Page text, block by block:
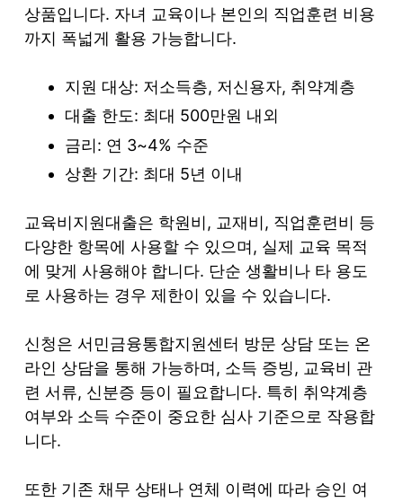
상품입니다. 자녀 교육이나 본인의 직업훈련 비용
까지 폭넓게 활용 가능합니다.
지원 대상: 저소득층, 저신용자, 취약계층
대출 한도: 최대 500만원 내외
금리: 연 3~4% 수준
상환 기간: 최대 5년 이내
교육비지원대출은 학원비, 교재비, 직업훈련비 등
다양한 항목에 사용할 수 있으며, 실제 교육 목적
에 맞게 사용해야 합니다. 단순 생활비나 타 용도
로 사용하는 경우 제한이 있을 수 있습니다.
신청은 서민금융통합지원센터 방문 상담 또는 온
라인 상담을 통해 가능하며, 소득 증빙, 교육비 관
련 서류, 신분증 등이 필요합니다. 특히 취약계층
여부와 소득 수준이 중요한 심사 기준으로 작용합
니다.
또한 기존 채무 상태나 연체 이력에 따라 승인 여